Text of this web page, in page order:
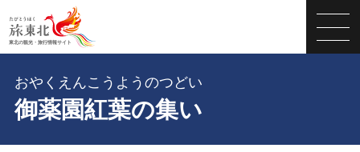
御薬園紅葉の集い
おやくえんこうようのつどい